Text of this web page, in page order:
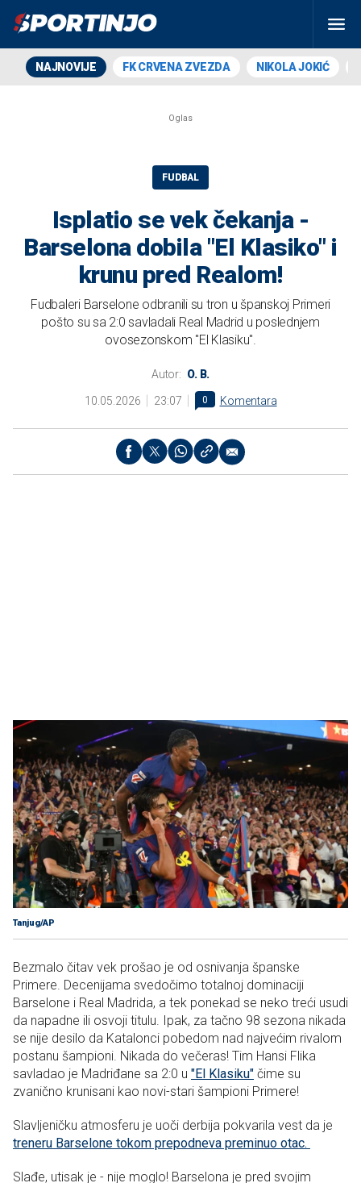
NAJNOVIJE FK CRVENA ZVEZDA NIKOLA JOKIĆ
FUDBAL
Isplatio se vek čekanja -
Barselona dobila "El Klasiko" i
krunu pred Realom!
Fudbaleri Barselone odbranili su tron u španskoj Primeri
pošto su sa 2:0 savladali Real Madrid u poslednjem
ovosezonskom "El Klasiku".
Autor: O. B.
10.05.2026 23:07 0 Komentara
Tanjug/AP
Bezmalo čitav vek prošao je od osnivanja španske
Primere. Decenijama svedočimo totalnoj dominaciji
Barselone i Real Madrida, a tek ponekad se neko treći usudi
da napadne ili osvoji titulu. Ipak, za tačno 98 sezona nikada
se nije desilo da Katalonci pobedom nad najvećim rivalom
postanu šampioni. Nikada do večeras! Tim Hansi Flika
savladao je Madriđane sa 2:0 u "El Klasiku" čime su
zvanično krunisani kao novi-stari šampioni Primere!
Slavljeničku atmosferu je uoči derbija pokvarila vest da je
treneru Barselone tokom prepodneva preminuo otac.
Slađe, utisak je - nije moglo! Barselona je pred svojim